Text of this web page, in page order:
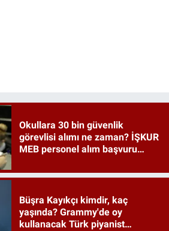
Okullara 30 bin güvenlik
görevlisi alımı ne zaman? İŞKUR
MEB personel alım başvuru
Büşra Kayıkçı kimdir, kaç
yaşında? Grammy'de oy
kullanacak Türk piyanist